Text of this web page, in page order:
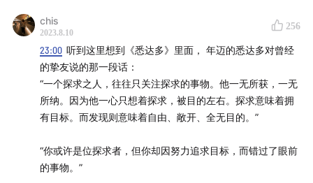
验，你也会有类似的体验
假如你也意识到了「那些为了成功而设置的目标，
反过来限制了我们」，下一步该做什么呢？
获取尽可能多的信息—— 像「无尽的探索」里说过
那样，积累关于世界的知识
做方差大的事情 ——比战略推演更重要的是，离开
已经探索过的地方，往前走
进行探索,不要局限在已知领域。
3. 基于“新奇性”和“有趣性”的探索方式可能包含更丰富的信
息。一些看似无用的尝试也可能成为他人的垫脚石。行动建
议:允许自己做一些冒险和不确定的事情,它们也许带来意想不
到的结果。
4. 需要时间和耐心,让我们能够在回顾中发现事物之间的关
联。在恰当的时机采取行动也很重要。行动建议:给自己时间
chis
2023.8.10
256
23:00
的挚友说的那一段话：
“一个探求之人，往往只关注探求的事物。他一无所获，一无
所纳。因为他一心只想着探求，被目的左右。探求意味着拥
有目标。而发现则意味着自由、敞开、全无目的。”
“你或许是位探求者，但你却因努力追求目标，而错过了眼前
的事物。”